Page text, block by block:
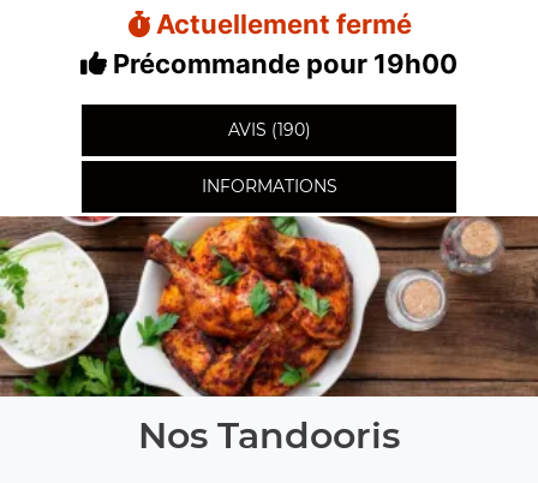
Actuellement fermé
Précommande pour 19h00
AVIS (190)
INFORMATIONS
Nos Tandooris